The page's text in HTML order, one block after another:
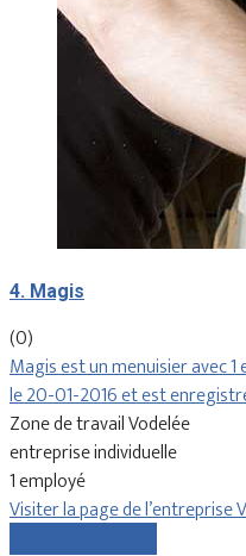
4. Magis
(0)
Magis est un menuisier avec
le 20-01-2016 et est
Zone de travail Vodelée
entreprise individuelle
1 employé
Visiter la page de l’entreprise